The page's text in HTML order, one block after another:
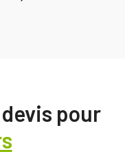
pour